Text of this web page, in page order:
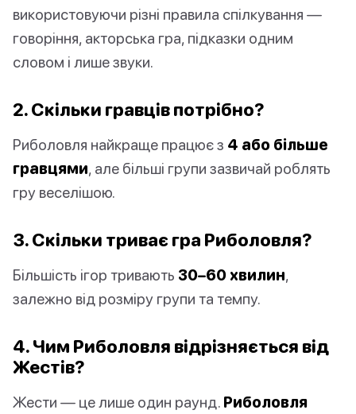
використовуючи різні правила спілкування —
говоріння, акторська гра, підказки одним
словом і лише звуки.
2. Скільки гравців потрібно?
Риболовля найкраще працює з 4 або більше
гравцями, але більші групи зазвичай роблять
гру веселішою.
3. Скільки триває гра Риболовля?
Більшість ігор тривають 30–60 хвилин,
залежно від розміру групи та темпу.
4. Чим Риболовля відрізняється від
Жестів?
Жести — це лише один раунд. Риболовля